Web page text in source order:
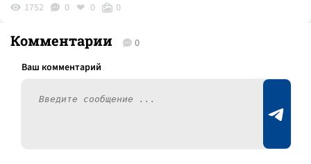
1752 0 0 0
Комментарии 0